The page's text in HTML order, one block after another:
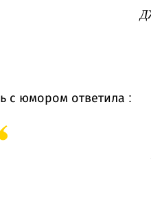
с юмором ответила :